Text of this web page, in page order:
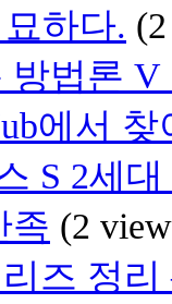
하다.
방법론
에서 찾
S 2세
족 (2
즈 정